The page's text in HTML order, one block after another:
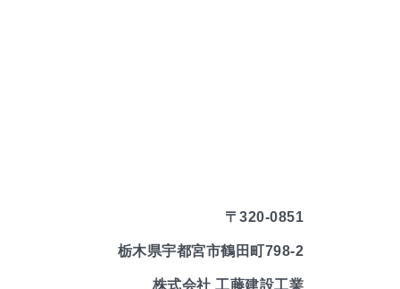
〒320-0851
栃木県宇都宮市鶴田町798-2
株式会社 工藤建設工業